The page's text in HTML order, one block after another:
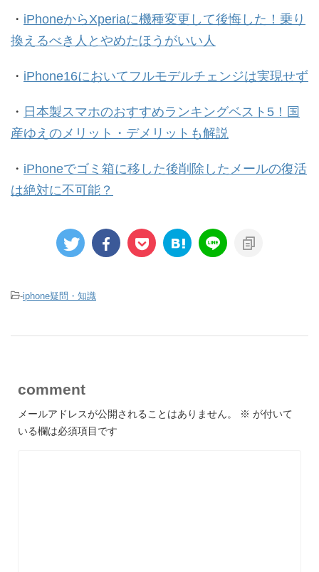
・ iPhoneからXperiaに機種変更して後悔した！乗り
換えるべき人とやめたほうがいい人
・ iPhone16においてフルモデルチェンジは実現せず
・ 日本製スマホのおすすめランキングベスト5！国
産ゆえのメリット・デメリットも解説
・ iPhoneでゴミ箱に移した後削除したメールの復活
は絶対に不可能？
-iphone疑問・知識
comment
メールアドレスが公開されることはありません。 ※ が付いて
いる欄は必須項目です